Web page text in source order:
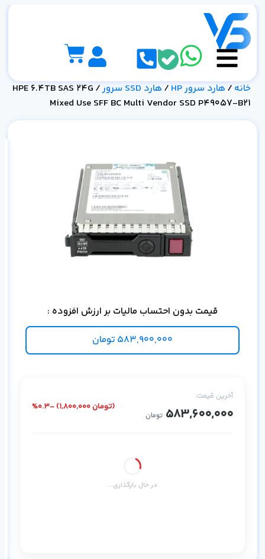
خانه / هارد سرور HP / هارد SSD سرور
/ HPE 6.4TB SAS 24G
Mixed Use SFF BC Multi Vendor SSD P49057-B21
قیمت بدون احتساب مالیات بر ارزش افزوده :
583,900,000 تومان
آخرین قیمت:
583,600,000 تومان
%0.3- (1,800,000 تومان)
در حال بارگذاری...